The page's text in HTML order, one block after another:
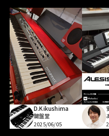
D.Kikushima
鍵盤堂
2025/06/05